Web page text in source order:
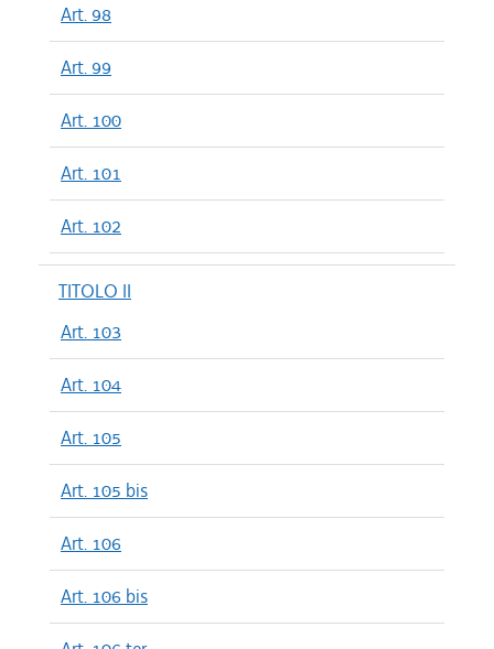
Art. 98
Art. 99
Art. 100
Art. 101
Art. 102
TITOLO II
Art. 103
Art. 104
Art. 105
Art. 105 bis
Art. 106
Art. 106 bis